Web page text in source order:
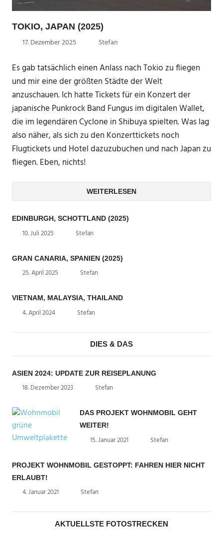
TOKIO, JAPAN (2025)
17. Dezember 2025 Stefan
Es gab tatsächlich einen Anlass nach Tokio zu fliegen
und mir eine der größten Städte der Welt
anzuschauen. Ich hatte Tickets für ein Konzert der
japanische Punkrock Band Fungus im digitalen Wallet,
die im legendären Cyclone in Shibuya spielten. Was lag
also näher, als sich zu den Konzerttickets noch
Flugtickets und Hotel dazuzubuchen und nach Japan zu
fliegen. Eben, nichts!
WEITERLESEN
EDINBURGH, SCHOTTLAND (2025)
10. Juli 2025 Stefan
GRAN CANARIA, SPANIEN (2025)
25. April 2025 Stefan
VIETNAM, MALAYSIA, THAILAND
4. April 2024 Stefan
DIES & DAS
ASIEN 2024: UPDATE ZUR REISEPLANUNG
18. Dezember 2023 Stefan
DAS PROJEKT WOHNMOBIL GEHT
WEITER!
15. Januar 2021 Stefan
PROJEKT WOHNMOBIL GESTOPPT: FAHREN HIER NICHT
ERLAUBT!
4. Januar 2021 Stefan
AKTUELLSTE FOTOSTRECKEN